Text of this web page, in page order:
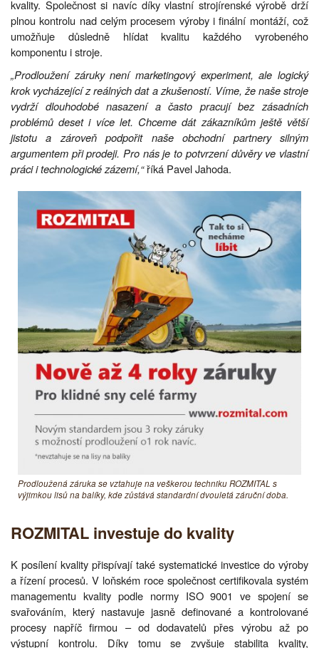
kvality. Společnost si navíc díky vlastní strojírenské výrobě drží
plnou kontrolu nad celým procesem výroby i finální montáží, což
umožňuje důsledně hlídat kvalitu každého vyrobeného
komponentu i stroje.
„Prodloužení záruky není marketingový experiment, ale logický
krok vycházející z reálných dat a zkušeností. Víme, že naše stroje
vydrží dlouhodobé nasazení a často pracují bez zásadních
problémů deset i více let. Chceme dát zákazníkům ještě větší
jistotu a zároveň podpořit naše obchodní partnery silným
argumentem při prodeji. Pro nás je to potvrzení důvěry ve vlastní
práci i technologické zázemí,“říká Pavel Jahoda.
Prodloužená záruka se vztahuje na veškerou techniku ROZMITAL s
výjimkou lisů na balíky, kde zůstává standardní dvouletá záruční doba.
ROZMITAL investuje do kvality
K posílení kvality přispívají také systematické investice do výroby
a řízení procesů. V loňském roce společnost certifikovala systém
managementu kvality podle normy ISO 9001 ve spojení se
svařováním, který nastavuje jasně definované a kontrolované
procesy napříč firmou – od dodavatelů přes výrobu až po
výstupní kontrolu. Díky tomu se zvyšuje stabilita kvality,